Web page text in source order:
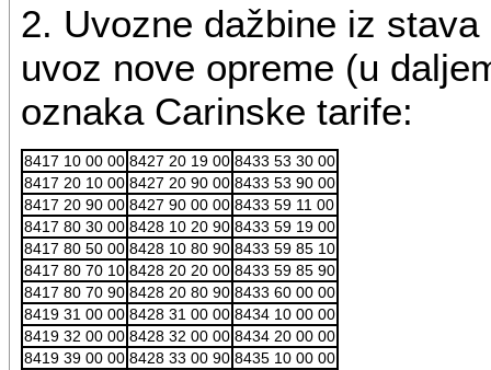
2. Uvozne dažbine iz
uvoz nove opreme (u
oznaka Carinske tarife:
8417 10 00 00 8427 20 19 00 8433 53 30 00
8417 20 10 00 8427 20 90 00 8433 53 90 00
8417 20 90 00 8427 90 00 00 8433 59 11 00
8417 80 30 00 8428 10 20 90 8433 59 19 00
8417 80 50 00 8428 10 80 90 8433 59 85 10
8417 80 70 10 8428 20 20 00 8433 59 85 90
8417 80 70 90 8428 20 80 90 8433 60 00 00
8419 31 00 00 8428 31 00 00 8434 10 00 00
8419 32 00 00 8428 32 00 00 8434 20 00 00
8419 39 00 00 8428 33 00 90 8435 10 00 00